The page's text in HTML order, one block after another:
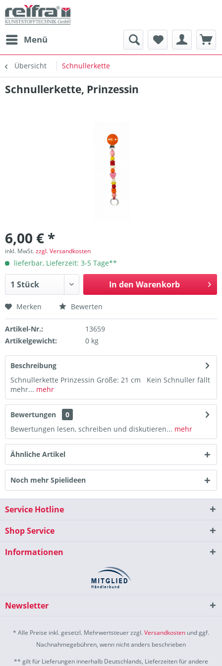
Menü
Übersicht Schnullerkette
Schnullerkette, Prinzessin
6,00 € *
inkl. MwSt.zzgl. Versandkosten
lieferbar, Lieferzeit: 3-5 Tage**
In den Warenkorb
Merken Bewerten
Artikel-Nr.:
13659
Artikelgewicht:
0 kg
Beschreibung
Schnullerkette Prinzessin Größe: 21 cm Kein Schnuller fällt
mehr... mehr
Bewertungen
0
Bewertungen lesen, schreiben und diskutieren... mehr
Ähnliche Artikel
Noch mehr Spielideen
Service Hotline
Shop Service
Informationen
Newsletter
* Alle Preise inkl. gesetzl. Mehrwertsteuer zzgl.Versandkosten und ggf.
Nachnahmegebühren, wenn nicht anders beschrieben
** gilt für Lieferungen innerhalb Deutschlands, Lieferzeiten für andere